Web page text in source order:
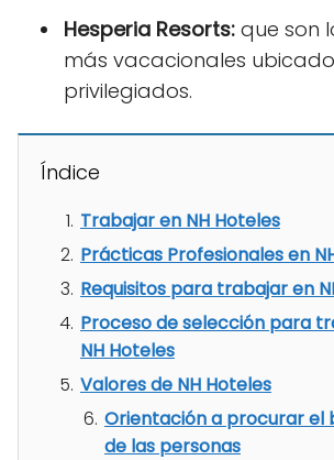
Hesperia Resorts: que son
más vacacionales
privilegiados.
Índice
Trabajar en NH Hoteles
Prácticas Profesionales en
Requisitos para trabajar en
Proceso de selección para
NH Hoteles
Valores de NH Hoteles
Orientación a procurar el
de las personas